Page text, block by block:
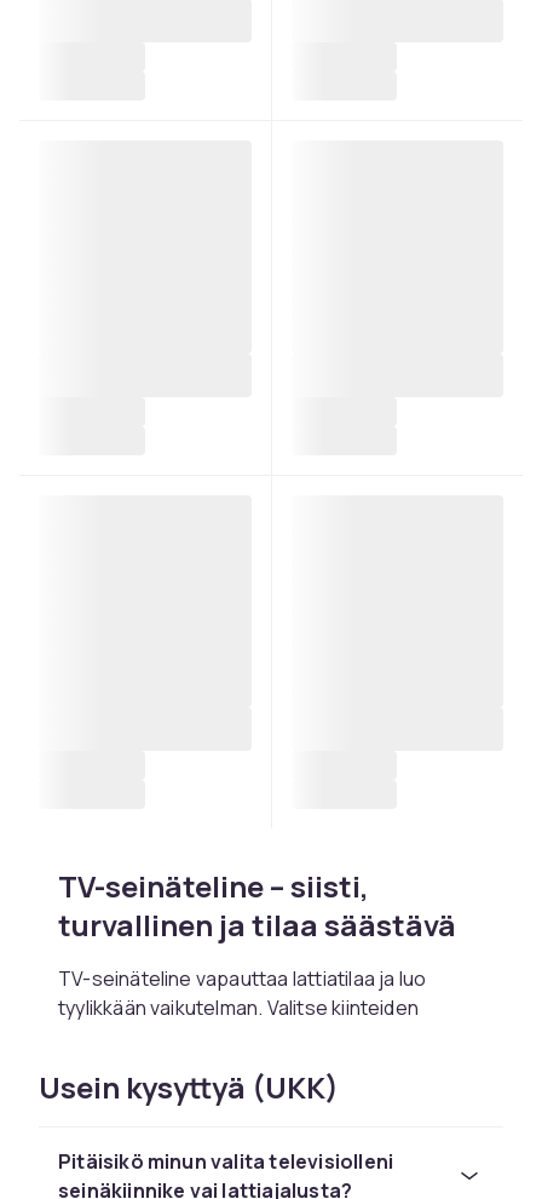
TV-seinäteline – siisti,
turvallinen ja tilaa säästävä
TV-seinäteline vapauttaa lattiatilaa ja luo
tyylikkään vaikutelman. Valitse kiinteiden
voidaan kääntää ja kallistaa optimaalisen
olohuoneisiin, makuuhuoneisiin ja keittiöihin,
joissa tilaa on rajoitetusti, mutta kuvan tulisi
Usein kysyttyä (UKK)
Pitäisikö minun valita televisiolleni
seinäkiinnike vai lattiajalusta?